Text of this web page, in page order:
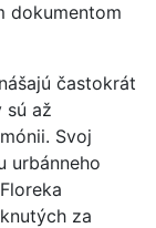
dokumentom
častokrát
sú až
Svoj
urbánneho
za